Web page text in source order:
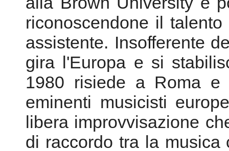
affascinante musica
collaborativa.
dall'età di cinque anni,
piano, per passare ben
alla Brown University e
riconoscendone il
assistente. Insofferente